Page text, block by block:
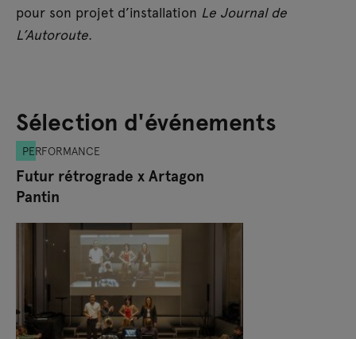
pour son projet d’installation Le Journal de
L’Autoroute.
Sélection d'événements
PERFORMANCE
Futur rétrograde x Artagon
Pantin